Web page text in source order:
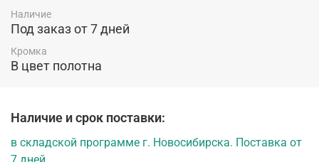
Наличие
Под заказ от 7 дней
Кромка
В цвет полотна
Наличие и срок поставки:
в складской программе г. Новосибирска. Поставка от